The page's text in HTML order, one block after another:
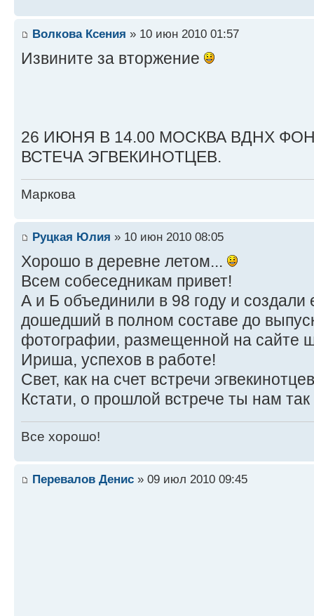
Волкова Ксения » 10 июн 2010 01:57
Извините за вторжение
26 ИЮНЯ В 14.00 МОСКВА ВДНХ
ВСТЕЧА ЭГВЕКИНОТЦЕВ.
Маркова
Руцкая Юлия » 10 июн 2010 08:05
Хорошо в деревне летом...
Всем собеседникам привет!
А и Б объединили в 98 году и создали
дошедший в полном составе до
фотографии, размещенной на сайте
Ириша, успехов в работе!
Свет, как на счет встречи
Кстати, о прошлой встрече ты нам
Все хорошо!
Перевалов Денис » 09 июл 2010 09:45